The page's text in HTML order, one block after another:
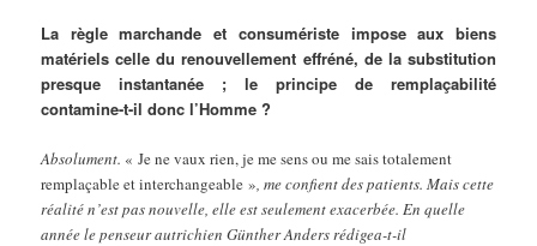
La règle marchande et consumériste impose aux biens
matériels celle du renouvellement effréné, de la substitution
presque instantanée ; le principe de remplaçabilité
contamine-t-il donc l’Homme ?
Absolument. « Je ne vaux rien, je me sens ou me sais totalement
remplaçable et interchangeable », me confient des patients. Mais cette
réalité n’est pas nouvelle, elle est seulement exacerbée. En quelle
année le penseur autrichien Günther Anders rédigea-t-il